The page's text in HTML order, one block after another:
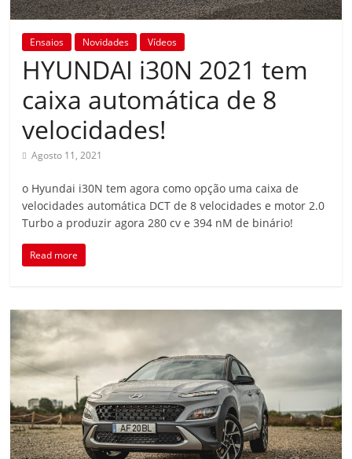
Ensaios Novidades Vídeos
HYUNDAI i30N 2021 tem
caixa automática de 8
velocidades!
Agosto 11, 2021
o Hyundai i30N tem agora como opção uma caixa de
velocidades automática DCT de 8 velocidades e motor 2.0
Turbo a produzir agora 280 cv e 394 nM de binário!
Read more